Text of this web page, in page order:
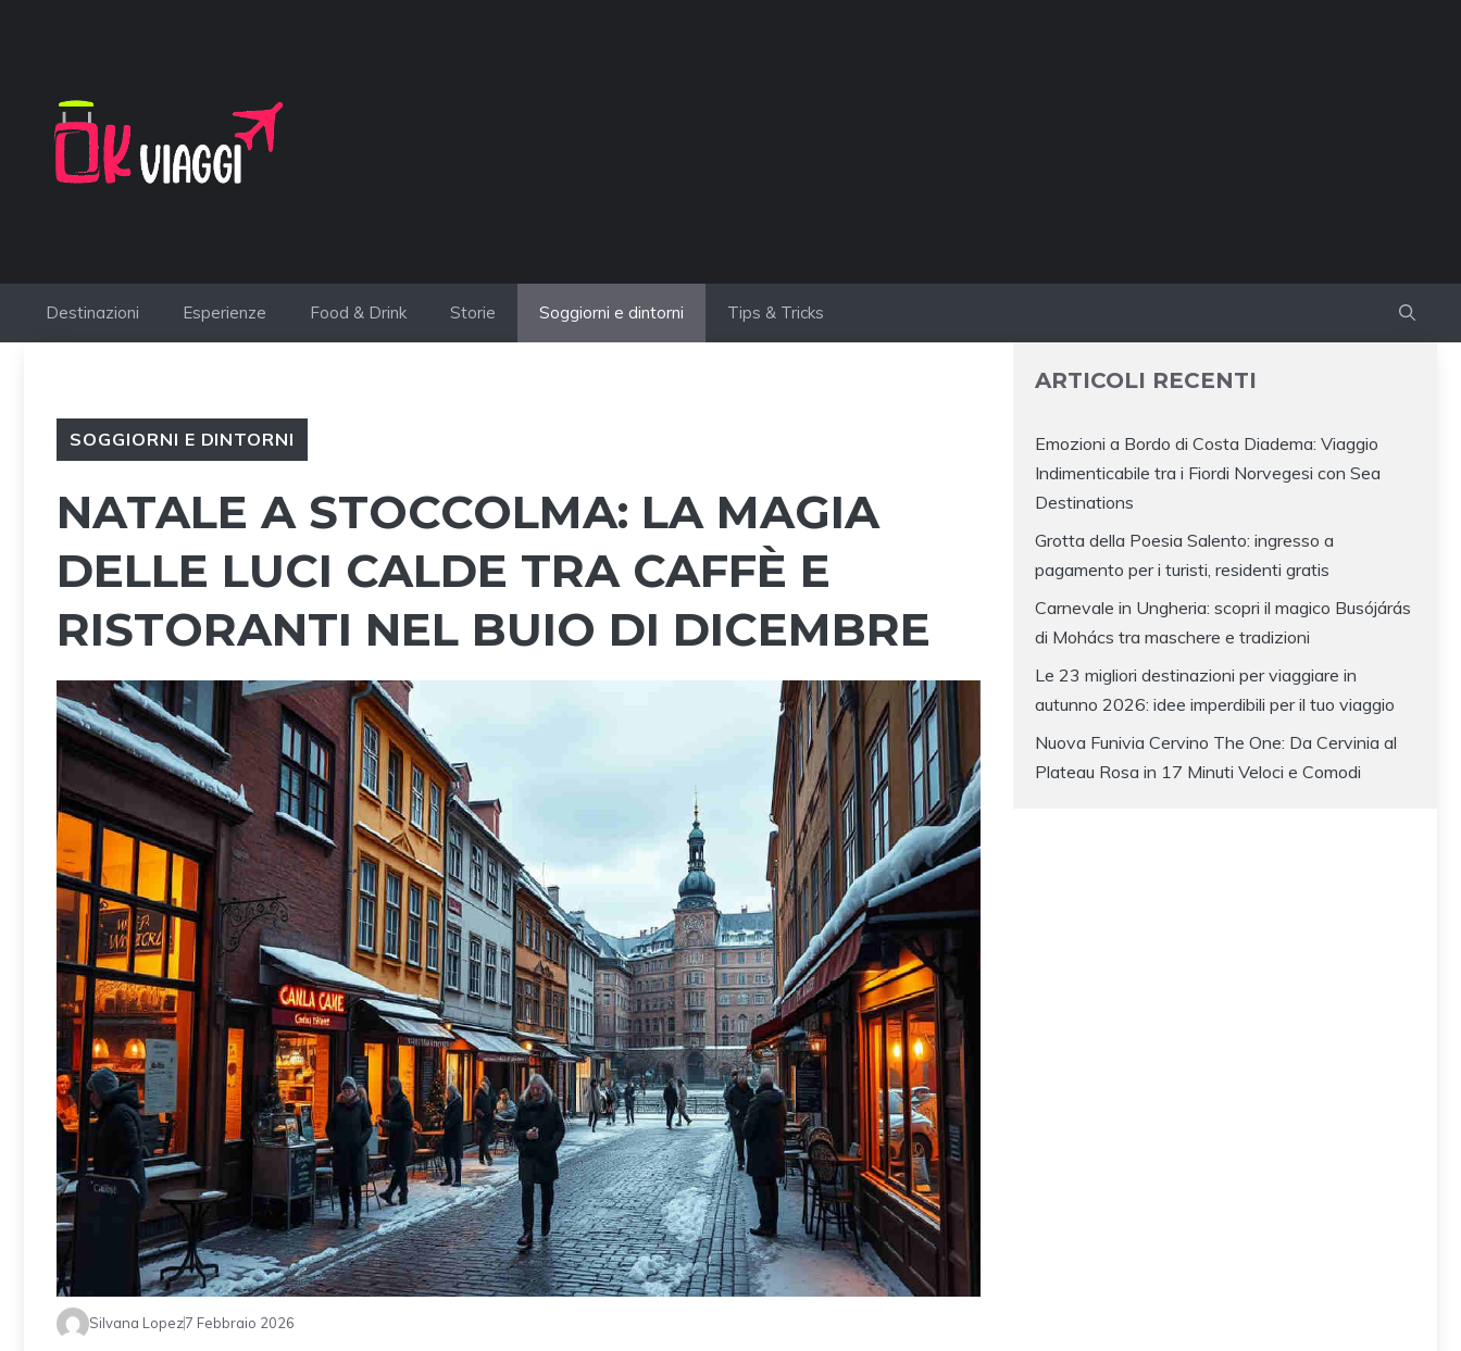
Destinazioni Esperienze Food & Drink Storie Soggiorni e dintorni Tips & Tricks
SOGGIORNI E DINTORNI
NATALE A STOCCOLMA: LA MAGIA
DELLE LUCI CALDE TRA CAFFÈ E
RISTORANTI NEL BUIO DI DICEMBRE
Silvana Lopez7 Febbraio 2026
ARTICOLI RECENTI
Emozioni a Bordo di Costa Diadema: Viaggio
Indimenticabile tra i Fiordi Norvegesi con Sea
Destinations
Grotta della Poesia Salento: ingresso a
pagamento per i turisti, residenti gratis
Carnevale in Ungheria: scopri il magico Busójárás
di Mohács tra maschere e tradizioni
Le 23 migliori destinazioni per viaggiare in
autunno 2026: idee imperdibili per il tuo viaggio
Nuova Funivia Cervino The One: Da Cervinia al
Plateau Rosa in 17 Minuti Veloci e Comodi